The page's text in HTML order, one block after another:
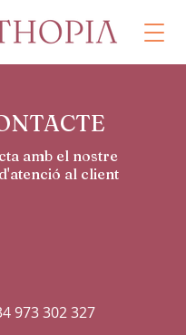
amb el nostre
al client
973 302 327